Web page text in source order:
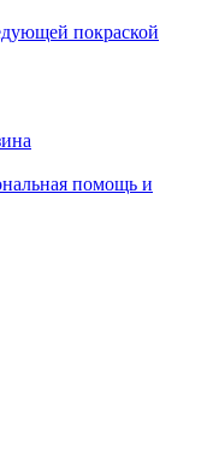
покраской
помощь и